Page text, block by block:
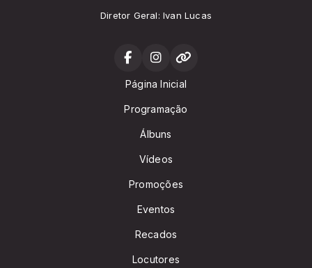
Diretor Geral: Ivan Lucas
Página Inicial
Programação
Álbuns
Vídeos
Promoções
Eventos
Recados
Locutores